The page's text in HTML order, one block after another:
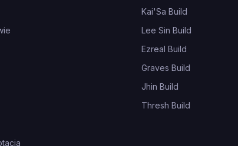
Kai'Sa Build
Lee Sin Build
Ezreal Build
Graves Build
Jhin Build
Thresh Build